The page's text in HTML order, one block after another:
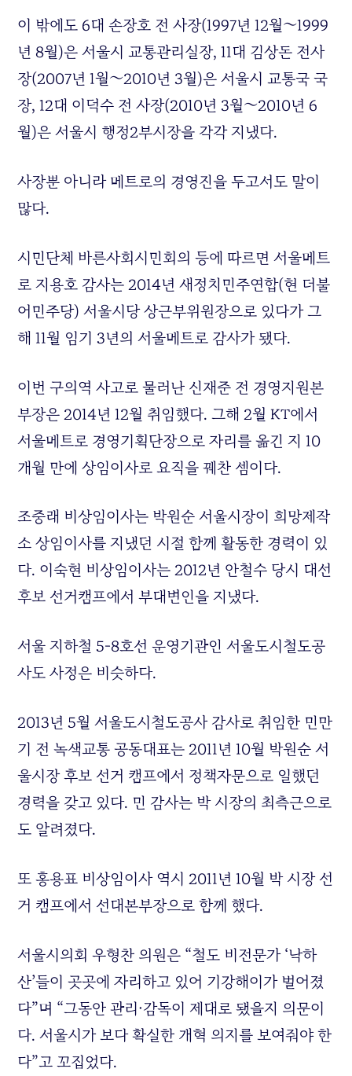
이 밖에도 6대 손장호 전 사장(1997년 12월∼1999
년 8월)은 서울시 교통관리실장, 11대 김상돈 전사
장(2007년 1월∼2010년 3월)은 서울시 교통국 국
장, 12대 이덕수 전 사장(2010년 3월∼2010년 6
월)은 서울시 행정2부시장을 각각 지냈다.
사장뿐 아니라 메트로의 경영진을 두고서도 말이
많다.
시민단체 바른사회시민회의 등에 따르면 서울메트
로 지용호 감사는 2014년 새정치민주연합(현 더불
어민주당) 서울시당 상근부위원장으로 있다가 그
해 11월 임기 3년의 서울메트로 감사가 됐다.
이번 구의역 사고로 물러난 신재준 전 경영지원본
부장은 2014년 12월 취임했다. 그해 2월 KT에서
서울메트로 경영기획단장으로 자리를 옮긴 지 10
개월 만에 상임이사로 요직을 꿰찬 셈이다.
조중래 비상임이사는 박원순 서울시장이 희망제작
소 상임이사를 지냈던 시절 함께 활동한 경력이 있
다. 이숙현 비상임이사는 2012년 안철수 당시 대선
후보 선거캠프에서 부대변인을 지냈다.
서울 지하철 5-8호선 운영기관인 서울도시철도공
사도 사정은 비슷하다.
2013년 5월 서울도시철도공사 감사로 취임한 민만
기 전 녹색교통 공동대표는 2011년 10월 박원순 서
울시장 후보 선거 캠프에서 정책자문으로 일했던
경력을 갖고 있다. 민 감사는 박 시장의 최측근으로
도 알려졌다.
또 홍용표 비상임이사 역시 2011년 10월 박 시장 선
거 캠프에서 선대본부장으로 함께 했다.
서울시의회 우형찬 의원은 “철도 비전문가 ‘낙하
산’들이 곳곳에 자리하고 있어 기강해이가 벌어졌
다”며 “그동안 관리·감독이 제대로 됐을지 의문이
다. 서울시가 보다 확실한 개혁 의지를 보여줘야 한
다”고 꼬집었다.